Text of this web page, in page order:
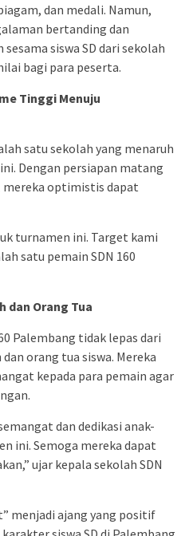
dan medali. Namun,
bertanding dan
siswa SD dari sekolah
bagi para peserta.
Tinggi Menuju
satu sekolah yang menaruh
Dengan persiapan matang
optimistis dapat
turnamen ini. Target kami
satu pemain SDN 160
dan Orang Tua
Palembang tidak lepas dari
orang tua siswa. Mereka
kepada para pemain agar
dan dedikasi anak-
ini. Semoga mereka dapat
ujar kepala sekolah SDN
menjadi ajang yang positif